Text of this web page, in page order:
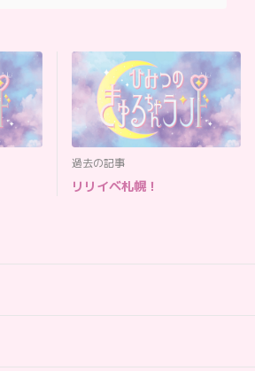
過去の記事
リリイベ札幌！